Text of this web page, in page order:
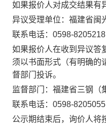
如果报价人对成交结果有
异议受理单位：福建省闽
联系电话：0598-8205218
如果报价人在收到异议答
须以书面形式（有明确的
督部门投诉。
监督部门：福建省三钢（
联系电话：0598-
公示期结束后，询价人将